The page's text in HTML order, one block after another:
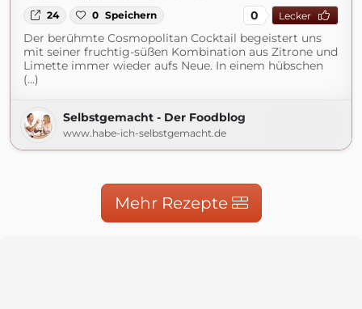
24 0 Speichern 0 Lecker
Der berühmte Cosmopolitan Cocktail begeistert uns
mit seiner fruchtig-süßen Kombination aus Zitrone und
Limette immer wieder aufs Neue. In einem hübschen
(...)
Selbstgemacht - Der Foodblog
www.habe-ich-selbstgemacht.de
Mehr Rezepte